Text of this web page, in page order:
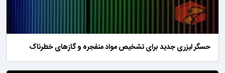
حسگر لیزری جدید برای تشخیص مواد منفجره و گازهای خطرناک